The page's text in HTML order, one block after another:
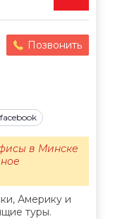
Позвонить
facebook
Америку и
туры.
в Минске